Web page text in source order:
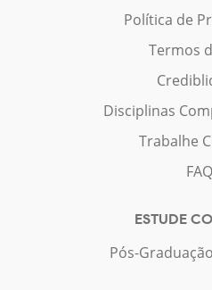
Política de
Termos
Disciplinas
Trabalhe
FAQ
ESTUDE
Pós-